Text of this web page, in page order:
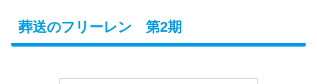
葬送のフリーレン 第2期